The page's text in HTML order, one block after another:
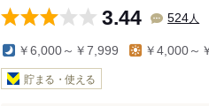
3.44 524人
￥6,000～￥7,999 ￥4,000～
貯まる・使える